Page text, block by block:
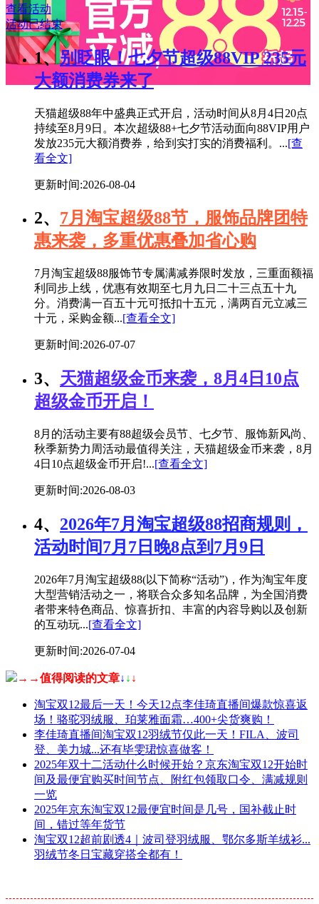
查看活动
活动已结束
1、 别眨眼！七夕节超级88VIP 235元
大额消费券来了
天猫超级88年中盛典正式开启，活动时间从8月4日20点
持续至8月9日。本次超级88+七夕节活动面向88VIP用户
发放235元大额消费券，给到实打实的消费福利。...[查
看全文]
更新时间:2026-08-04
2、 7月淘宝超级88节，服饰品牌团特
惠来袭，多重优惠叠加省心购
7月淘宝超级88服饰节专属满减券限时发放，三重面额福
利同步上线，优惠有效期至七月九日二十三点五十九
分。消费满一百五十元可抵扣十五元，满两百元立减三
十元，采购金额...[查看全文]
更新时间:2026-07-07
3、 天猫超级金币来袭，8月4日10点
超级金币开启！
8月的活动主要有88超级会员节、七夕节、服饰新风尚、
秋季新势力周活动最值得关注，天猫超级金币来袭，8月
4日10点超级金币开启!...[查看全文]
更新时间:2026-08-03
4、 2026年7月淘宝超级88招商规则，
活动时间7月7日晚8点到7月9日
2026年7月淘宝超级88(以下简称“活动”)，作为淘宝年度
大型营销活动之一，将联合众多知名品牌，为全国消费
者带来特色商品、惊喜折扣、丰富的内容导购以及创新
的互动玩...[查看全文]
更新时间:2026-07-04
→→值得阅读的文章↓ ↓ ↓
淘宝双12最后一天！今天12点李佳琦直播间爆款惊喜返
场！骆驼羽绒服、珀莱雅面霜…400+尖货爽购！
李佳琦直播间淘宝双12羽绒节仅此一天！FILA、波司
登、美力城...还有毕雯珺惊喜做客！
2025年双十二活动什么时候开始？京东淘宝双12开始时
间及最便宜购买时间节点、附红包领取口令、满减规则
一览
2025年京东淘宝双12最便宜时间是几号，国补截止时
间，错过等年货节
淘宝双12超前剧透4️｜波司登羽绒服、鄂尔多斯羊绒衫...
羽绒节冬日宝藏穿搭全都有！